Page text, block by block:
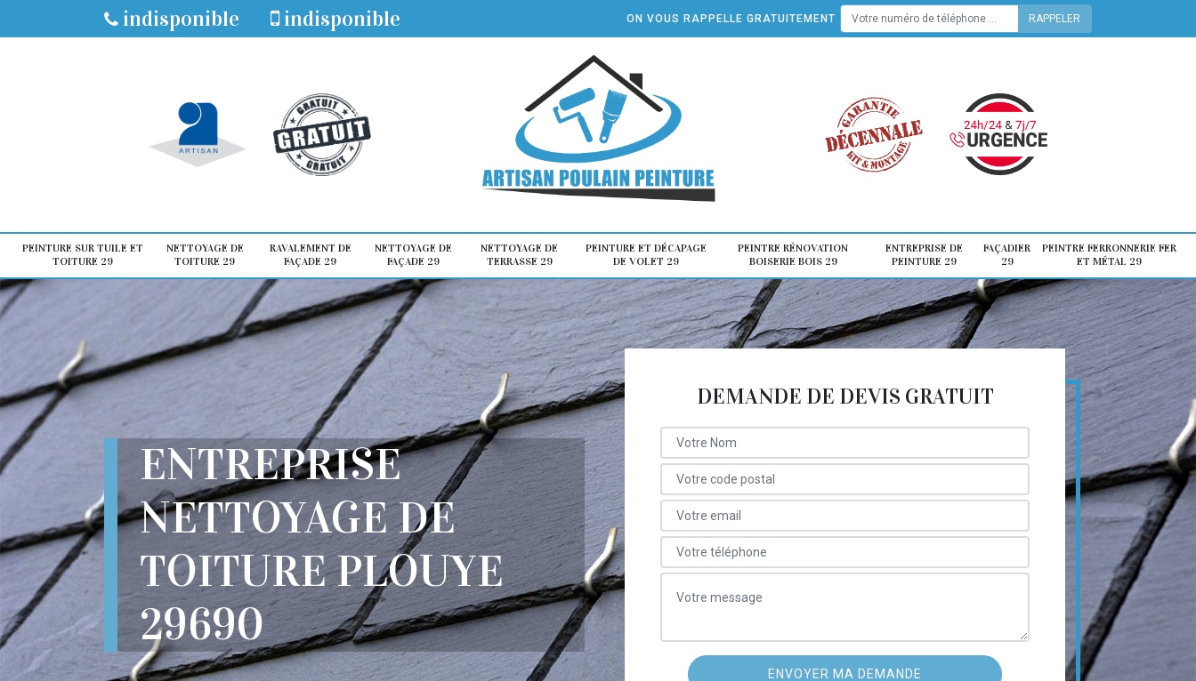
indisponible indisponible ON VOUS RAPPELLE GRATUITEMENT
PEINTURE SUR TUILE ET
TOITURE 29
NETTOYAGE DE
TOITURE 29
RAVALEMENT DE
FAÇADE 29
NETTOYAGE DE
FAÇADE 29
NETTOYAGE DE
TERRASSE 29
PEINTURE ET DÉCAPAGE
DE VOLET 29
PEINTRE RÉNOVATION
BOISERIE BOIS 29
ENTREPRISE DE
PEINTURE 29
FAÇADIER
29
PEINTRE FERRONNERIE FER
ET MÉTAL 29
ENTREPRISE
NETTOYAGE DE
TOITURE PLOUYE
29690
DEMANDE DE DEVIS GRATUIT